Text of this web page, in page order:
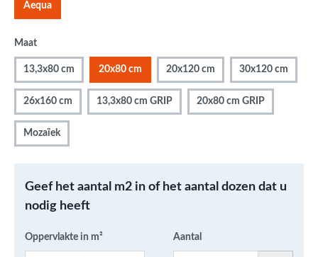
Aequa
Maat
13,3x80 cm 20x80 cm 20x120 cm 30x120 cm
26x160 cm 13,3x80 cm GRIP 20x80 cm GRIP
Mozaïek
Geef het aantal m2 in of het aantal dozen dat u
nodig heeft
Oppervlakte in m² Aantal